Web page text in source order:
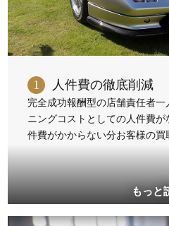
1 人件費の徹底削減
完全成功報酬型の店舗責任者
ニングコストとしての人件費
件費がかからない分お客様の買